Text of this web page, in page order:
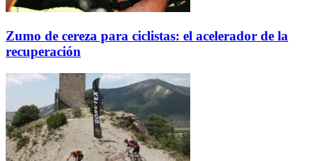
Zumo de cereza para ciclistas: el acelerador de la
recuperación